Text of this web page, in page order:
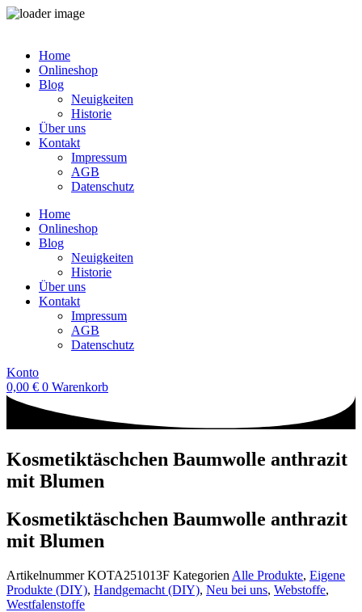
springenHome
Onlineshop
Blog
Neuigkeiten
Historie
Über uns
Kontakt
Impressum
AGB
Datenschutz
Home
Onlineshop
Blog
Neuigkeiten
Historie
Über uns
Kontakt
Impressum
AGB
Datenschutz
Konto
0,00 € 0 Warenkorb
Kosmetiktäschchen Baumwolle anthrazit
mit Blumen
Kosmetiktäschchen Baumwolle anthrazit
mit Blumen
ArtikelnummerKOTA251013F Kategorien Alle Produkte, Eigene
Produkte (DIY), Handgemacht (DIY), Neu bei uns, Webstoffe,
Westfalenstoffe